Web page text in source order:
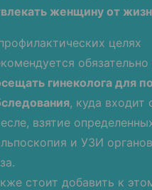
женщину от
целях
обязательно
гинеколога для
, куда входит
взятие
и УЗИ
стоит добавить к